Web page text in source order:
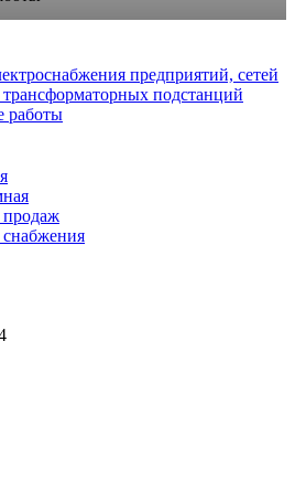
предприятий, сетей
подстанций
работы